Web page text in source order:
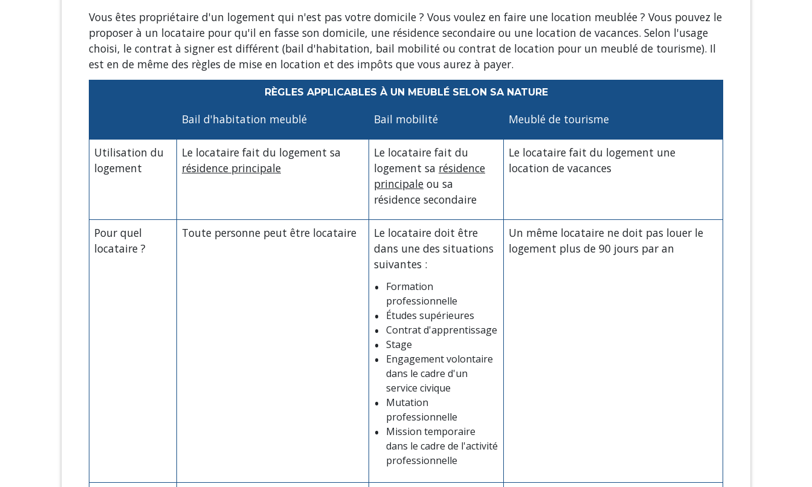
Vous êtes propriétaire d'un logement qui n'est pas votre domicile ? Vous voulez en faire une location meublée ? Vous pouvez le
proposer à un locataire pour qu'il en fasse son domicile, une résidence secondaire ou une location de vacances. Selon l'usage
choisi, le contrat à signer est différent (bail d'habitation, bail mobilité ou contrat de location pour un meublé de tourisme). Il
est en de même des règles de mise en location et des impôts que vous aurez à payer.
RÈGLES APPLICABLES À UN MEUBLÉ SELON SA NATURE
Bail d'habitation meublé Bail mobilité Meublé de tourisme
Utilisation du
logement
Le locataire fait du logement sa
résidence principale
Le locataire fait du
logement sa résidence
principale ou sa
résidence secondaire
Le locataire fait du logement une
location de vacances
Pour quel
locataire ?
Toute personne peut être locataire
Le locataire doit être
dans une des situations
suivantes :
Formation
professionnelle
Études supérieures
Contrat d'apprentissage
Stage
Engagement volontaire
dans le cadre d'un
service civique
Mutation
professionnelle
Mission temporaire
dans le cadre de l'activité
professionnelle
Un même locataire ne doit pas louer le
logement plus de 90 jours par an